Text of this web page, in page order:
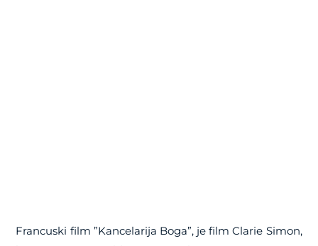
Francuski film ”Kancelarija Boga”, je film Clarie Simon,